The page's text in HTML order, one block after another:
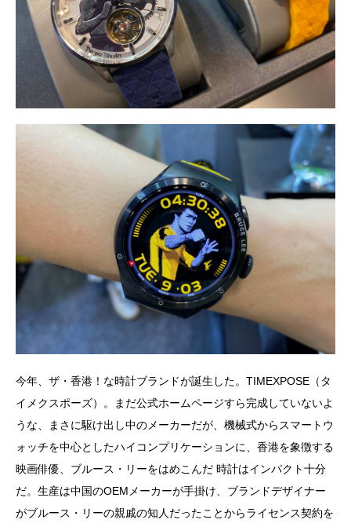
今年、ザ・香港！な時計ブランドが誕生した。TIMEXPOSE（タ
イメクスポーズ）。まだ公式ホームページすら完成していないよ
うな、まさに駆け出し中のメーカーだが、機械式からスマートウ
ォッチを中心としたハイコンプリケーションに、香港を象徴する
映画俳優、ブルース・リーをはめこんだ 時計はインパクト十分
だ。生産は中国のOEMメーカーが手掛け、ブランドデザイナー
がブルース・リーの親戚の知人だったことからライセンス契約を